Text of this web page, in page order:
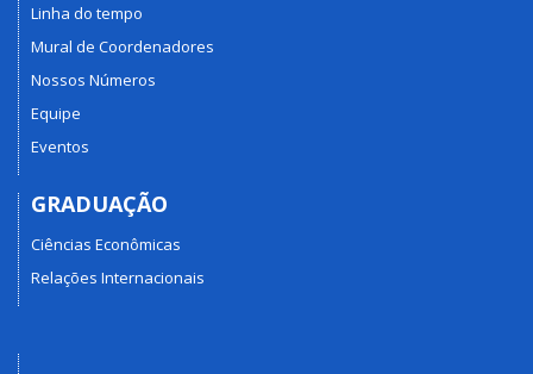
Linha do tempo
Mural de Coordenadores
Nossos Números
Equipe
Eventos
GRADUAÇÃO
Ciências Econômicas
Relações Internacionais